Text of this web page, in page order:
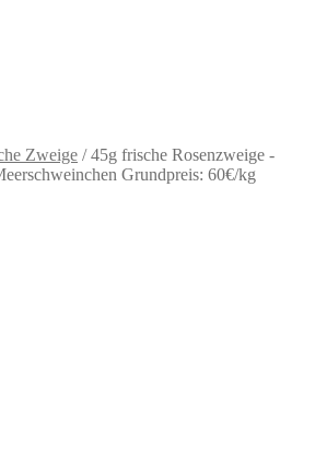
Zweige /45g frische Rosenzweige -
Grundpreis: 60€/kg